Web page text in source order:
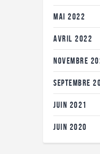
MAI 2022
AVRIL 2022
NOVEMBRE
SEPTEMBRE
JUIN 2021
JUIN 2020